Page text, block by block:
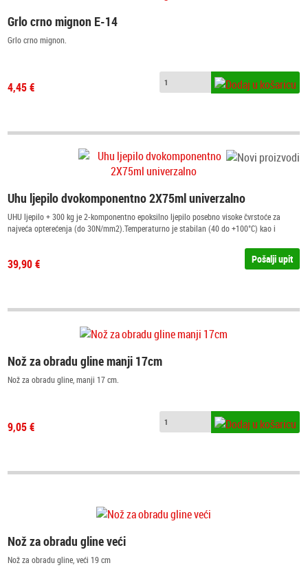
Grlo crno mignon E-14
Grlo crno mignon.
4,45 €
Uhu ljepilo dvokomponentno 2X75ml univerzalno
UHU ljepilo + 300 kg je 2-komponentno epoksilno ljepilo posebno visoke čvrstoće za
najveća opterećenja (do 30N/mm2).Temperaturno je stabilan (40 do +100°C) kao i
stvrdnjavanja može se bušiti, puniti i bojati. Područje primjene: kamen beton, mramor,
porculan, drvo, staklo, kruti PVC, guma i stiropor. Nije prikladan za ljepljenje velikih
pristaju bez pritiska. Vrijeme trajanja procesa oko 90 minuta. Čvrstoća ljepila povećava
39,90 € Pošalji upit
Nož za obradu gline manji 17cm
Nož za obradu gline, manji 17 cm.
9,05 €
Nož za obradu gline veći
Nož za obradu gline, veći 19 cm